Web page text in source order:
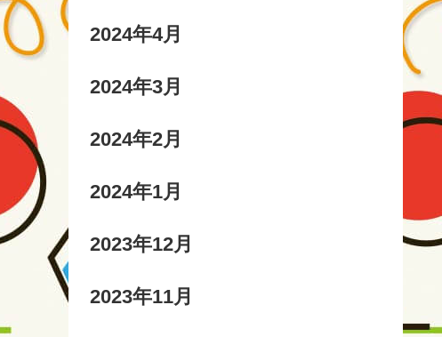
2024年4月
2024年3月
2024年2月
2024年1月
2023年12月
2023年11月